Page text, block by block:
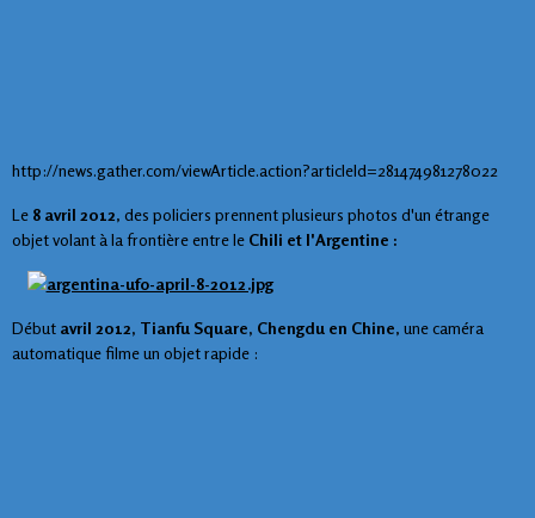
http://news.gather.com/viewArticle.action?articleId=281474981278022
Le 8 avril 2012, des policiers prennent plusieurs photos d'un étrange
objet volant à la frontière entre le Chili et l'Argentine :
Début avril 2012, Tianfu Square, Chengdu en Chine, une caméra
automatique filme un objet rapide :